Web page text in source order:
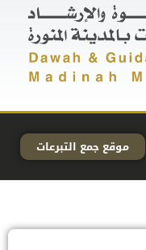
موقع جمع التبرعات